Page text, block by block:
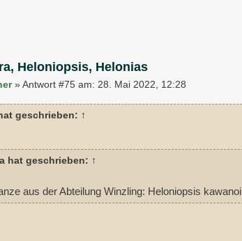
Heloniopsis, Helonias
»Antwort #75 am: 28. Mai 2022, 12:28
geschrieben: ↑
hat geschrieben: ↑
aus der Abteilung Winzling: Heloniopsis kawanoi